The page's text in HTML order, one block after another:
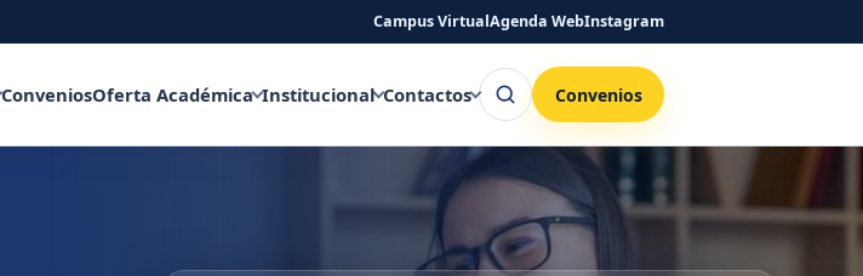
Campus VirtualAgenda WebInstagram
ConveniosOferta Académica Institucional Contactos Buscar Convenios